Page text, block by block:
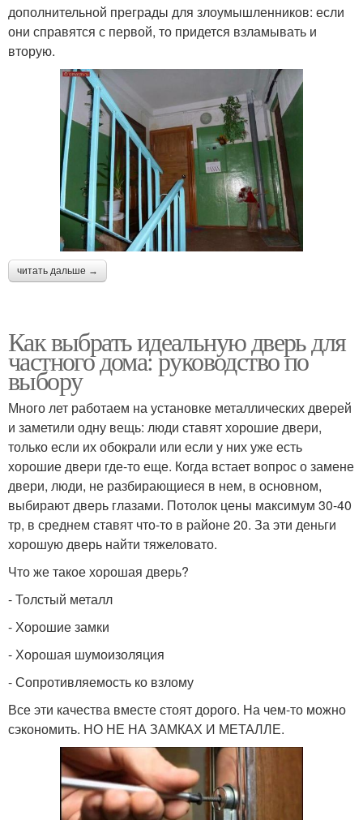
дополнительной преграды для злоумышленников: если
они справятся с первой, то придется взламывать и
вторую.
читать дальше →
Как выбрать идеальную дверь для
частного дома: руководство по
выбору
Много лет работаем на установке металлических дверей
и заметили одну вещь: люди ставят хорошие двери,
только если их обокрали или если у них уже есть
хорошие двери где-то еще. Когда встает вопрос о замене
двери, люди, не разбирающиеся в нем, в основном,
выбирают дверь глазами. Потолок цены максимум 30-40
тр, в среднем ставят что-то в районе 20. За эти деньги
хорошую дверь найти тяжеловато.
Что же такое хорошая дверь?
- Толстый металл
- Хорошие замки
- Хорошая шумоизоляция
- Сопротивляемость ко взлому
Все эти качества вместе стоят дорого. На чем-то можно
сэкономить. НО НЕ НА ЗАМКАХ И МЕТАЛЛЕ.